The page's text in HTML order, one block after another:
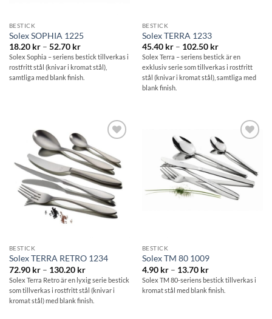
BESTICK
Solex SOPHIA 1225
18.20 kr – 52.70 krPrisintervall:
18.20 kr
till
52.70 kr
Solex Sophia – seriens bestick tillverkas i
rostfritt stål (knivar i kromat stål),
samtliga med blank finish.
BESTICK
Solex TERRA 1233
45.40 kr – 102.50 krPrisintervall:
45.40 kr
till
102.50 kr
Solex Terra – seriens bestick är en
exklusiv serie som tillverkas i rostfritt
stål (knivar i kromat stål), samtliga med
blank finish.
Lägg till i
önskelistan
BESTICK
Solex TERRA RETRO 1234
72.90 kr – 130.20 krPrisintervall:
72.90 kr
till
130.20 kr
Solex Terra Retro är en lyxig serie bestick
som tillverkas i rostfritt stål (knivar i
kromat stål) med blank finish.
Lägg till i
önskelistan
BESTICK
Solex TM 80 1009
4.90 kr – 13.70 krPrisintervall:
4.90 kr
till
13.70 kr
Solex TM 80-seriens bestick tillverkas i
kromat stål med blank finish.